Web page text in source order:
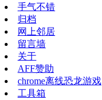
手气不错
归档
网上邻居
留言墙
关于
AFF赞助
chrome离线恐龙游戏
工具箱